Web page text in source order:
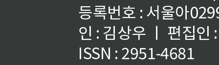
등록번호 : 서울아
인 : 김상우 ㅣ 편집인
ISSN : 2951-4681